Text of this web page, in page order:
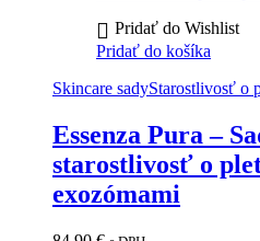
Pridať do Wishlist
Pridať do košíka
Skincare sadyStarostlivosť o
Essenza Pura –
starostlivosť o
exozómami